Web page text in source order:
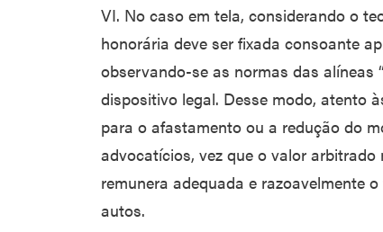
VI. No caso em tela, considerando o
honorária deve ser fixada consoante
observando-se as normas das alíneas
dispositivo legal. Desse modo, atento
para o afastamento ou a redução do
advocatícios, vez que o valor arbitrado
remunera adequada e razoavelmente
autos.